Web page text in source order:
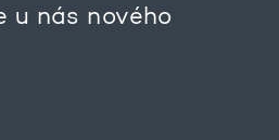
u nás nového